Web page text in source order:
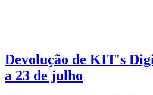
Devolução de KIT's
a 23 de julho